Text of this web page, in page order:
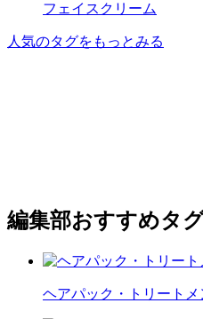
フェイスクリーム
人気のタグをもっとみる
編集部おすすめタ
ヘアパック・トリートメ